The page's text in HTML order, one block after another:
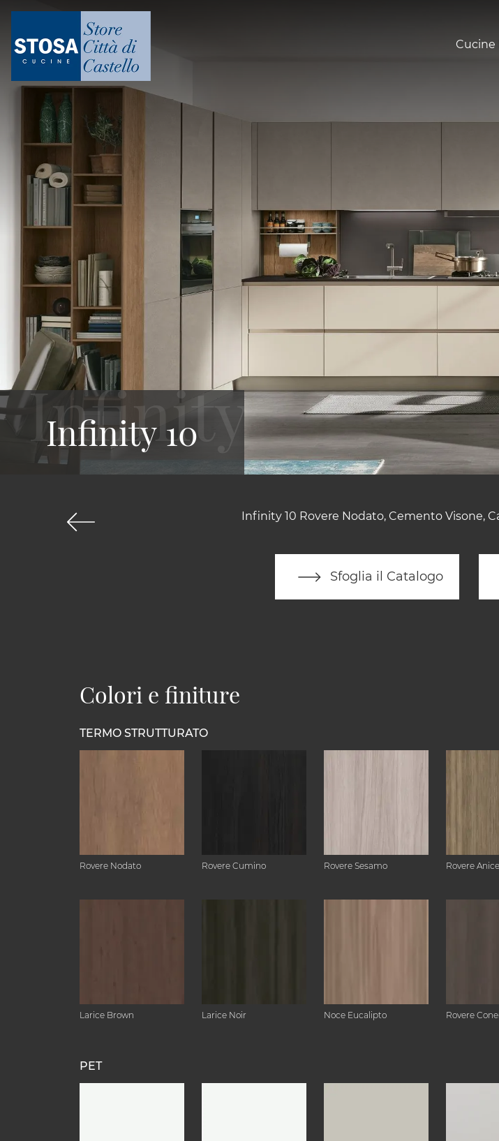
Cucine
Infinity 10 Rovere Nodato, Cemento Visone,
Sfoglia il Catalogo
Infinity 10
Colori e finiture
TERMO STRUTTURATO
Rovere Nodato Rovere Cumino Rovere Sesamo Rovere Anice
Larice Brown Larice Noir Noce Eucalipto Rovere
PET